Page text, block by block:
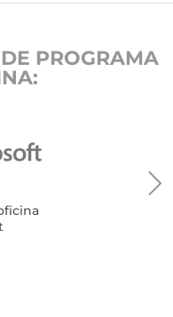
PROGRAMA